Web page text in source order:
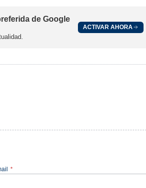
de Google
ACTIVAR AHORA
*